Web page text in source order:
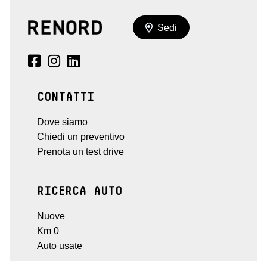
Sedi
CONTATTI
Dove siamo
Chiedi un preventivo
Prenota un test drive
RICERCA AUTO
Nuove
Km 0
Auto usate